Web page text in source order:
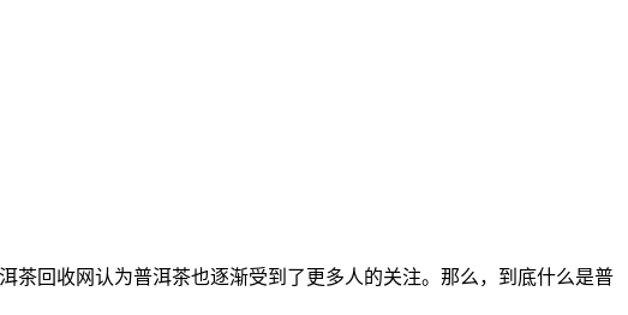
茶回收网认为普洱茶也逐渐受到了更多人的关注。那么，到底什么是普